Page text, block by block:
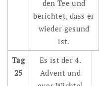
den Tee und
berichtet, dass er
wieder gesund
ist.
Tag
25
Es ist der 4.
Advent und